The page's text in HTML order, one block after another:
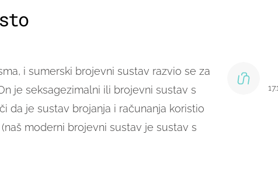
i sumerski brojevni sustav razvio se za
je seksagezimalni ili brojevni sustav s
da je sustav brojanja i računanja koristio
moderni brojevni sustav je sustav s